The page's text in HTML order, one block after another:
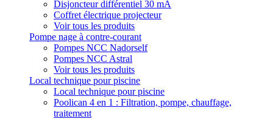
Disjoncteur différentiel 30 mA
Coffret électrique projecteur
Voir tous les produits
Pompe nage à contre-courant
Pompes NCC Nadorself
Pompes NCC Astral
Voir tous les produits
Local technique pour piscine
Local technique pour piscine
Poolican 4 en 1 : Filtration, pompe, chauffage,
traitement